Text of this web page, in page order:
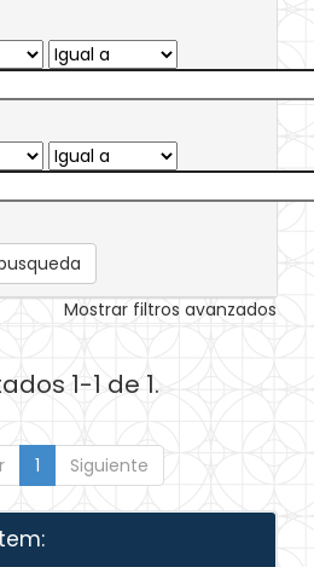
Mostrar filtros avanzados
1-1 de 1.
1 Siguiente